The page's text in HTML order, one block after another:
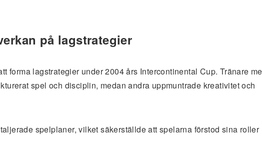
på lagstrategier
forma lagstrategier under 2004 års Intercontinental Cup. Tränare
spel och disciplin, medan andra uppmuntrade kreativitet och
spelplaner, vilket säkerställde att spelarna förstod sina roller